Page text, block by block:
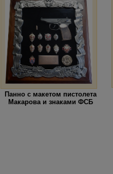
Панно с макетом пистолета
Макарова и знаками ФСБ